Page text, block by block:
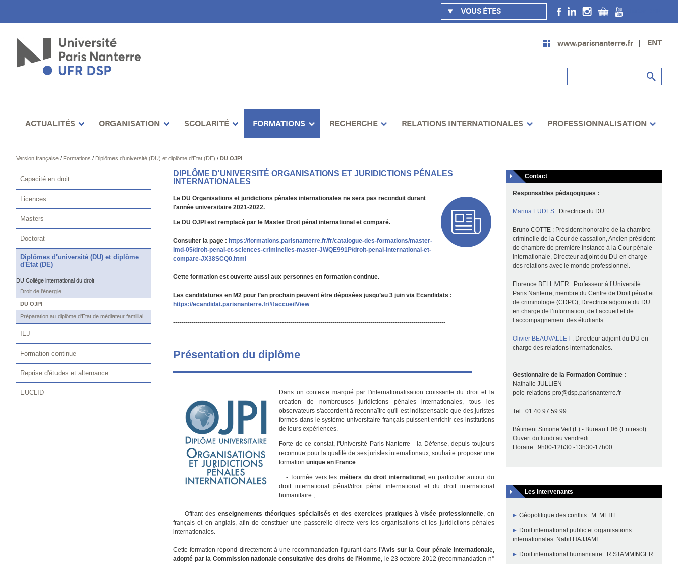
VOUS ÊTES
www.parisnanterre.fr ENT
ACTUALITÉS ORGANISATION SCOLARITÉ FORMATIONS RECHERCHE RELATIONS INTERNATIONALES PROFESSIONNALISATION
Version française/ Formations/ Diplômes d'université (DU) et diplôme d'Etat (DE)/ DU OJPI
DIPLÔME D'UNIVERSITÉ ORGANISATIONS ET JURIDICTIONS PÉNALES
INTERNATIONALES
Le DU Organisations et juridictions pénales internationales ne sera pas reconduit durant
l'année universitaire 2021-2022.
Le DU OJPI est remplacé par le Master Droit pénal international et comparé.
Consulter la page : https://formations.parisnanterre.fr/fr/catalogue-des-formations/master-
lmd-05/droit-penal-et-sciences-criminelles-master-JWQE991P/droit-penal-international-et-
compare-JX38SCQ0.html
Cette formation est ouverte aussi aux personnes en formation continue.
Les candidatures en M2 pour l’an prochain peuvent être déposées jusqu’au 3 juin via Ecandidats :
https://ecandidat.parisnanterre.fr/#!accueilView
---------------------------------------------------------------------------------------------------------------------------------------
Présentation du diplôme
Dans un contexte marqué par l'internationalisation croissante du droit et la
création de nombreuses juridictions pénales internationales, tous les
observateurs s'accordent à reconnaître qu'il est indispensable que des juristes
formés dans le système universitaire français puissent enrichir ces institutions
de leurs expériences.
Forte de ce constat, l'Université Paris Nanterre - la Défense, depuis toujours
reconnue pour la qualité de ses juristes internationaux, souhaite proposer une
formation unique en France :
- Tournée vers lesmétiers du droit international , en particulier autour du
droit international pénal/droit pénal international et du droit international
humanitaire ;
- Offrant des enseignements théoriques spécialisés et des exercices pratiques à visée professionnelle, en
français et en anglais, afin de constituer une passerelle directe vers les organisations et les juridictions pénales
internationales.
Cette formation répond directement à une recommandation figurant dans l’Avis sur la Cour pénale internationale,
adopté par la Commission nationale consultative des droits de l’Homme, le 23 octobre 2012 (recommandation n°
Contact
Responsables pédagogiques :
Marina EUDES: Directrice du DU
Bruno COTTE : Président honoraire de la chambre
criminelle de la Cour de cassation, Ancien président
de chambre de première instance à la Cour pénale
internationale, Directeur adjoint du DU en charge
des relations avec le monde professionnel.
Florence BELLIVIER : Professeur à l’Université
Paris Nanterre, membre du Centre de Droit pénal et
de criminologie (CDPC), Directrice adjointe du DU
en charge de l’information, de l’accueil et de
l’accompagnement des étudiants
Olivier BEAUVALLET: Directeur adjoint du DU en
charge des relations internationales.
Gestionnaire de la Formation Continue :
Nathalie JULLIEN
pole-relations-pro@dsp.parisnanterre.fr
Tel : 01.40.97.59.99
Bâtiment Simone Veil (F) - Bureau E06 (Entresol)
Ouvert du lundi au vendredi
Horaire : 9h00-12h30 -13h30-17h00
Les intervenants
Géopolitique des conflits : M. MEITE
Droit international public et organisations
internationales: Nabil HAJJAMI
Droit international humanitaire : R STAMMINGER
Capacité en droit
Licences
Masters
Doctorat
Diplômes d'université (DU) et diplôme
d'Etat (DE)
DU Collège international du droit
Droit de l'énergie
DU OJPI
Préparation au diplôme d'Etat de médiateur famillial
IEJ
Formation continue
Reprise d'études et alternance
EUCLID